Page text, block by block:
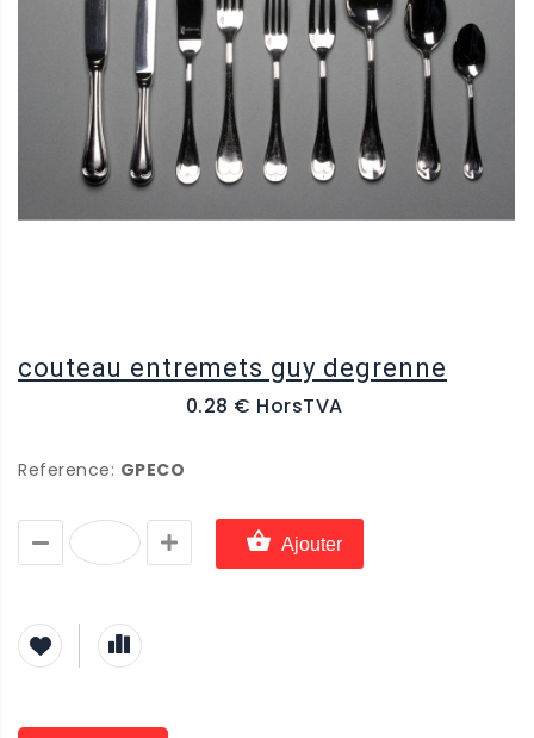
couteau entremets guy degrenne
0.28 € HorsTVA
Reference: GPECO
Ajouter